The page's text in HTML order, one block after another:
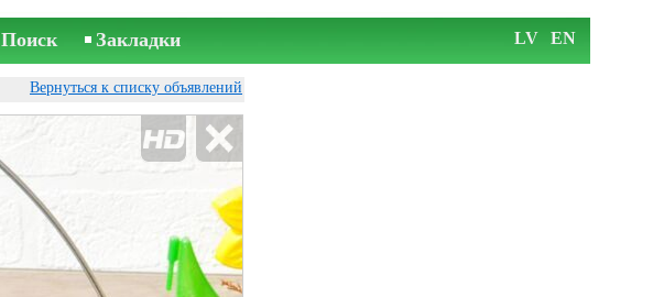
Поиск Закладки LV EN
Вернуться к списку объявлений